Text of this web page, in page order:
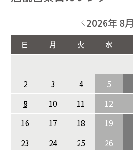
2026年 8月
日 月 火 水
2
3 4 5
9
10 11 12
16
17 18 19
23
24 25 26